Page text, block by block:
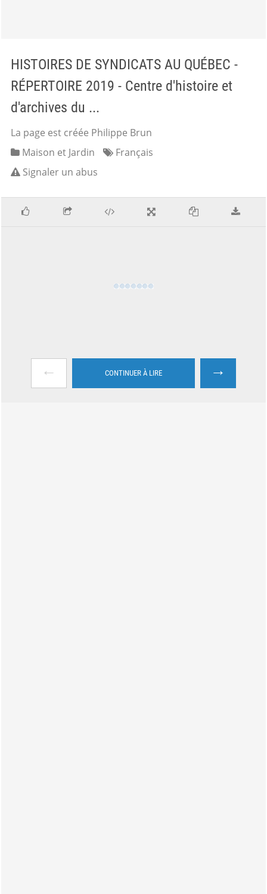
HISTOIRES DE SYNDICATS AU QUÉBEC -
RÉPERTOIRE 2019 - Centre d'histoire et
d'archives du ...
La page est créée Philippe Brun
Maison et Jardin
Français
Signaler un abus
← CONTINUER À LIRE →